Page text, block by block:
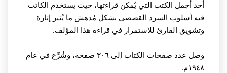
أحد أجمل الكتب التي يُمكن قراءتها، حيث يستخدم الكاتب
فيه أسلوب السرد القصصي بشكل مُدهش ما يُثير إثارة
وتشويق القارئ للاستمرار في قراءة هذا المؤلف.
وصل عدد صفحات الكتاب إلى ٣٠٦ صفحة، وشُرِّع في عام
١٩٤٨م.